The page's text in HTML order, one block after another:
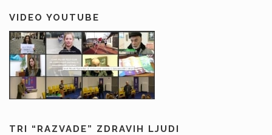
VIDEO YOUTUBE
TRI “RAZVADE” ZDRAVIH LJUDI